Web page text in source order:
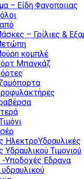
– Είδη Φανοποιιας
– Γρίλιες &
κομπλέ
Μπαγκάζ
ΗλεκτροΥδραυλικές
Υδραυλικού Τιμονιού
-Υποδοχές Εδρανα